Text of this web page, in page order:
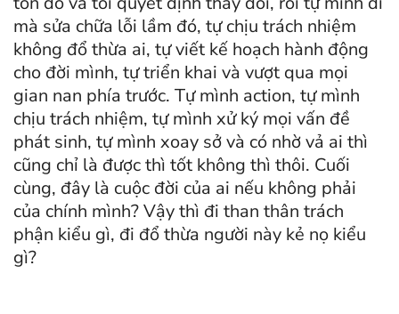
mà sửa chữa lỗi lầm đó, tự chịu trách nhiệm
không đổ thừa ai, tự viết kế hoạch hành động
cho đời mình, tự triển khai và vượt qua mọi
gian nan phía trước. Tự mình action, tự mình
chịu trách nhiệm, tự mình xử ký mọi vấn đề
phát sinh, tự mình xoay sở và có nhờ vả ai thì
cũng chỉ là được thì tốt không thì thôi. Cuối
cùng, đây là cuộc đời của ai nếu không phải
của chính mình? Vậy thì đi than thân trách
phận kiểu gì, đi đổ thừa người này kẻ nọ kiểu
gì?